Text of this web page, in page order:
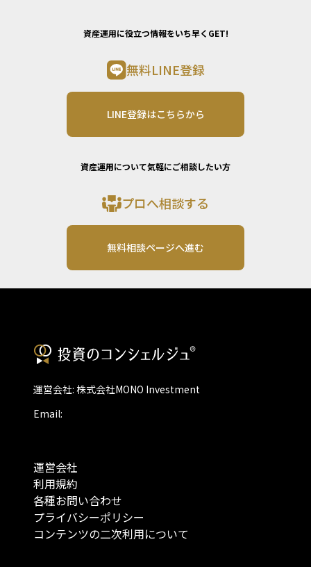
資産運用に役立つ情報をいち早くGET!
無料LINE登録
LINE登録はこちらから
資産運用について気軽にご相談したい方
プロへ相談する
無料相談ページへ進む
運営会社: 株式会社MONO Investment
Email:
運営会社
利用規約
各種お問い合わせ
プライバシーポリシー
コンテンツの二次利用について